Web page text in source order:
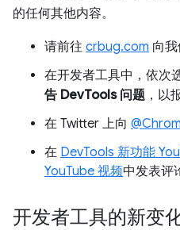
的任何其他内容。
请前往 crbug.com 向
在开发者工具中，依次
告 DevTools 问题 ，以
在 Twitter 上向
在 DevTools 新功能
YouTube 视频中发表评
开发者工具的新变